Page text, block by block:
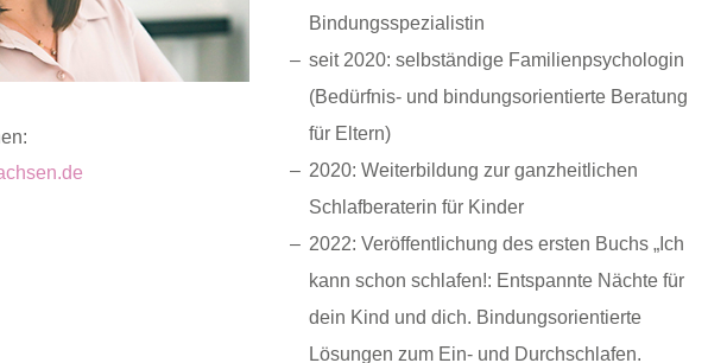
Bindungsspezialistin
seit 2020: selbständige Familienpsychologin
(Bedürfnis- und bindungsorientierte Beratung
für Eltern)
2020: Weiterbildung zur ganzheitlichen
Schlafberaterin für Kinder
2022: Veröffentlichung des ersten Buchs „Ich
kann schon schlafen!: Entspannte Nächte für
dein Kind und dich. Bindungsorientierte
Lösungen zum Ein- und Durchschlafen.